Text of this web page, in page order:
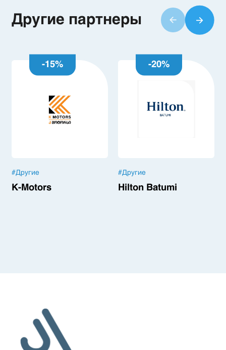
Другие партнеры
-15%
#Другие
K-Motors
-20%
#Другие
Hilton Batumi